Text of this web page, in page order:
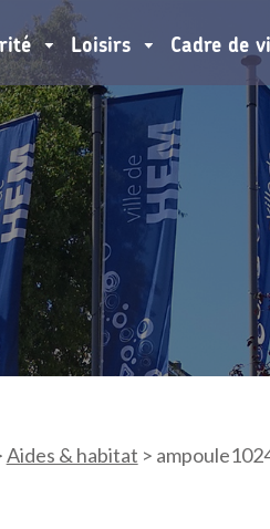
Loisirs Cadre de
Aides & habitat >